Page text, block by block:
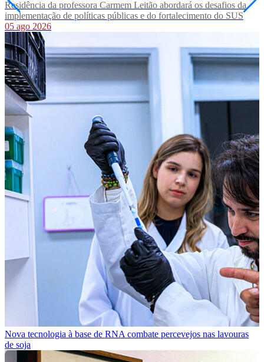
Residência da professora Carmem Leitão abordará os desafios da
implementação de políticas públicas e do fortalecimento do SUS
05 ago 2026
Nova tecnologia à base de RNA combate percevejos nas lavouras
de soja